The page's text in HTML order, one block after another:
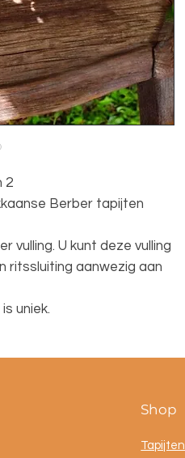
2
Berber tapijten
vulling. U kunt deze vulling
ritssluiting aanwezig aan
uniek.
Shop
Tapijten